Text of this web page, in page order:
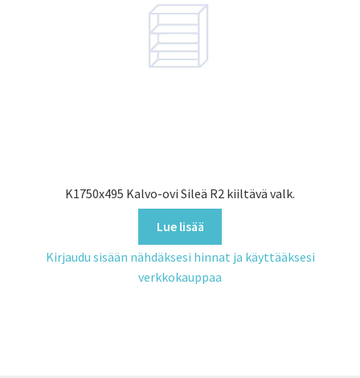
K1750x495 Kalvo-ovi Sileä R2 kiiltävä valk.
Lue lisää
Kirjaudu sisään nähdäksesi hinnat ja käyttääksesi
verkkokauppaa